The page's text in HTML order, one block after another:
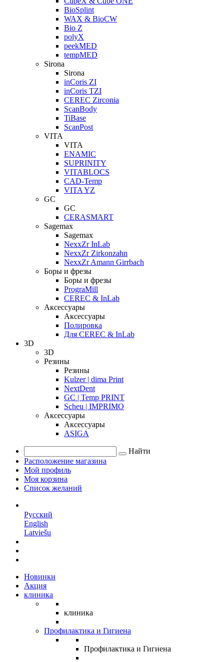
BioSplint
WAX & BioCW
Bio Z
polyX
peekMED
tempMED
Sirona
Sirona
inCoris ZI
inCoris TZI
CEREC Zirconia
ScanBody
TiBase
ScanPost
VITA
VITA
ENAMIC
SUPRINITY
VITABLOCS
CAD-Temp
VITA YZ
GC
GC
CERASMART
Sagemax
Sagemax
NexxZr InLab
NexxZr Zirkonzahn
NexxZr Amann Girrbach
Боры и фрезы
Боры и фрезы
PrograMill
CEREC & InLab
Аксессуары
Аксессуары
Полировка
Для CEREC & InLab
3D
3D
Резины
Резины
Kulzer | dima Print
NextDent
GC | Temp PRINT
Scheu | IMPRIMO
Аксессуары
Аксессуары
ASIGA
Найти
Расположение магазина
Мой профиль
Моя корзина
Список желаний
Русский
English
Latviešu
Новинки
Акция
клиника
клиника
Профилактика и Гигиена
Профилактика и Гигиена